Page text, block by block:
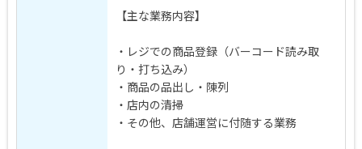
【主な業務内容】
・レジでの商品登録（バーコード読み取
り・打ち込み）
・商品の品出し・陳列
・店内の清掃
・その他、店舗運営に付随する業務